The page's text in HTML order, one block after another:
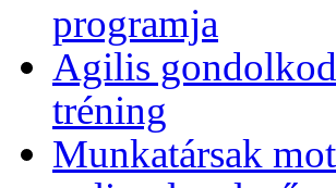
programja
Agilis
tréning
Munkatársak